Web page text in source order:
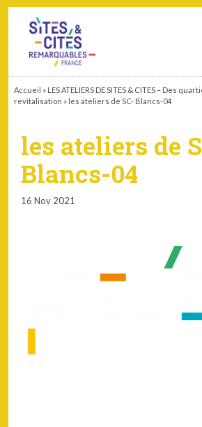
Accueil » LES ATELIERS DE SITES & CITES – Des
revitalisation » les ateliers de SC- Blancs-04
les ateliers de
Blancs-04
16 Nov 2021